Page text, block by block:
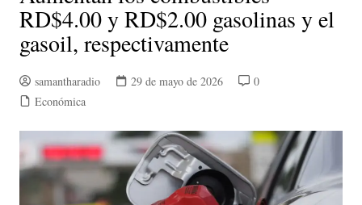
RD$4.00 y RD$2.00 gasolinas y el
gasoil, respectivamente
samantharadio 29 de mayo de 2026
0
Económica